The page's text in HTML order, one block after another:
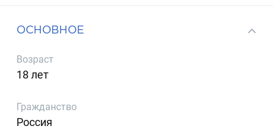
ОСНОВНОЕ
Возраст
18 лет
Гражданство
Россия